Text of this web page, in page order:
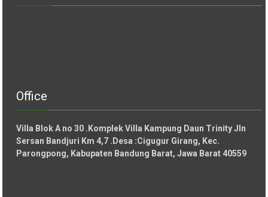
Office
Villa Blok A no 30 .Komplek Villa Kampung Daun Trinity Jln
Sersan Bandjuri Km 4,7 .Desa :Cigugur Girang, Kec.
Parongpong, Kabupaten Bandung Barat, Jawa Barat 40559